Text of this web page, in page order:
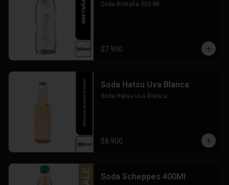
Soda Bretaña 300 Ml
$7.900
Soda Hatsu Uva Blanca
Soda Hatsu Uva Blanca
$8.900
Soda Scheppes 400Ml